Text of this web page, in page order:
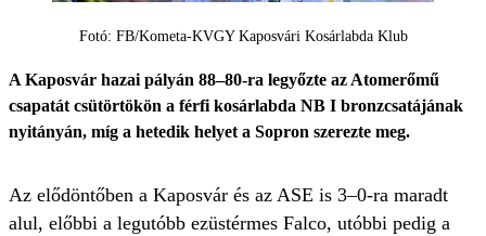
Fotó: FB/Kometa-KVGY Kaposvári Kosárlabda Klub
A Kaposvár hazai pályán 88–80-ra legyőzte az Atomerőmű
csapatát csütörtökön a férfi kosárlabda NB I bronzcsatájának
nyitányán, míg a hetedik helyet a Sopron szerezte meg.
Az elődöntőben a Kaposvár és az ASE is 3–0-ra maradt
alul, előbbi a legutóbb ezüstérmes Falco, utóbbi pedig a